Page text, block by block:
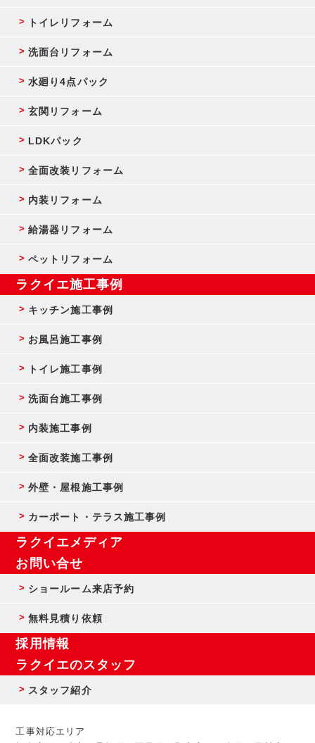
トイレリフォーム
洗面台リフォーム
水廻り4点パック
玄関リフォーム
LDKパック
全面改装リフォーム
内装リフォーム
給湯器リフォーム
ペットリフォーム
ラクイエ施工事例
キッチン施工事例
お風呂施工事例
トイレ施工事例
洗面台施工事例
内装施工事例
全面改装施工事例
外壁・屋根施工事例
カーポート・テラス施工事例
ラクイエメディア
お問い合せ
ショールーム来店予約
無料見積り依頼
採用情報
ラクイエのスタッフ
スタッフ紹介
工事対応エリア